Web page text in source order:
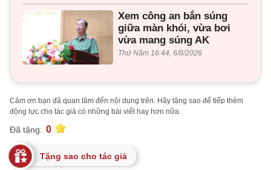
Xem công an bắn súng
giữa màn khói, vừa bơi
vừa mang súng AK
Thứ Năm 16:44, 6/8/2026
Cảm ơn bạn đã quan tâm đến nội dung trên. Hãy tặng sao để tiếp thêm
động lực cho tác giả có những bài viết hay hơn nữa.
Đã tặng: 0
Tặng sao cho tác giả